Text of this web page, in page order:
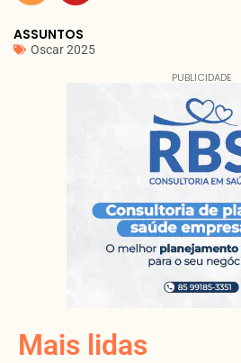
ASSUNTOS
Oscar 2025
PUBLICIDADE
Mais lidas